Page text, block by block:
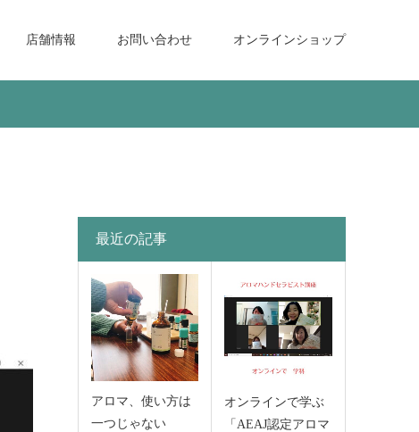
店舗情報 お問い合わせ オンラインショップ
最近の記事
アロマ、使い方は
一つじゃない
オンラインで学ぶ
「AEAJ認定アロマ